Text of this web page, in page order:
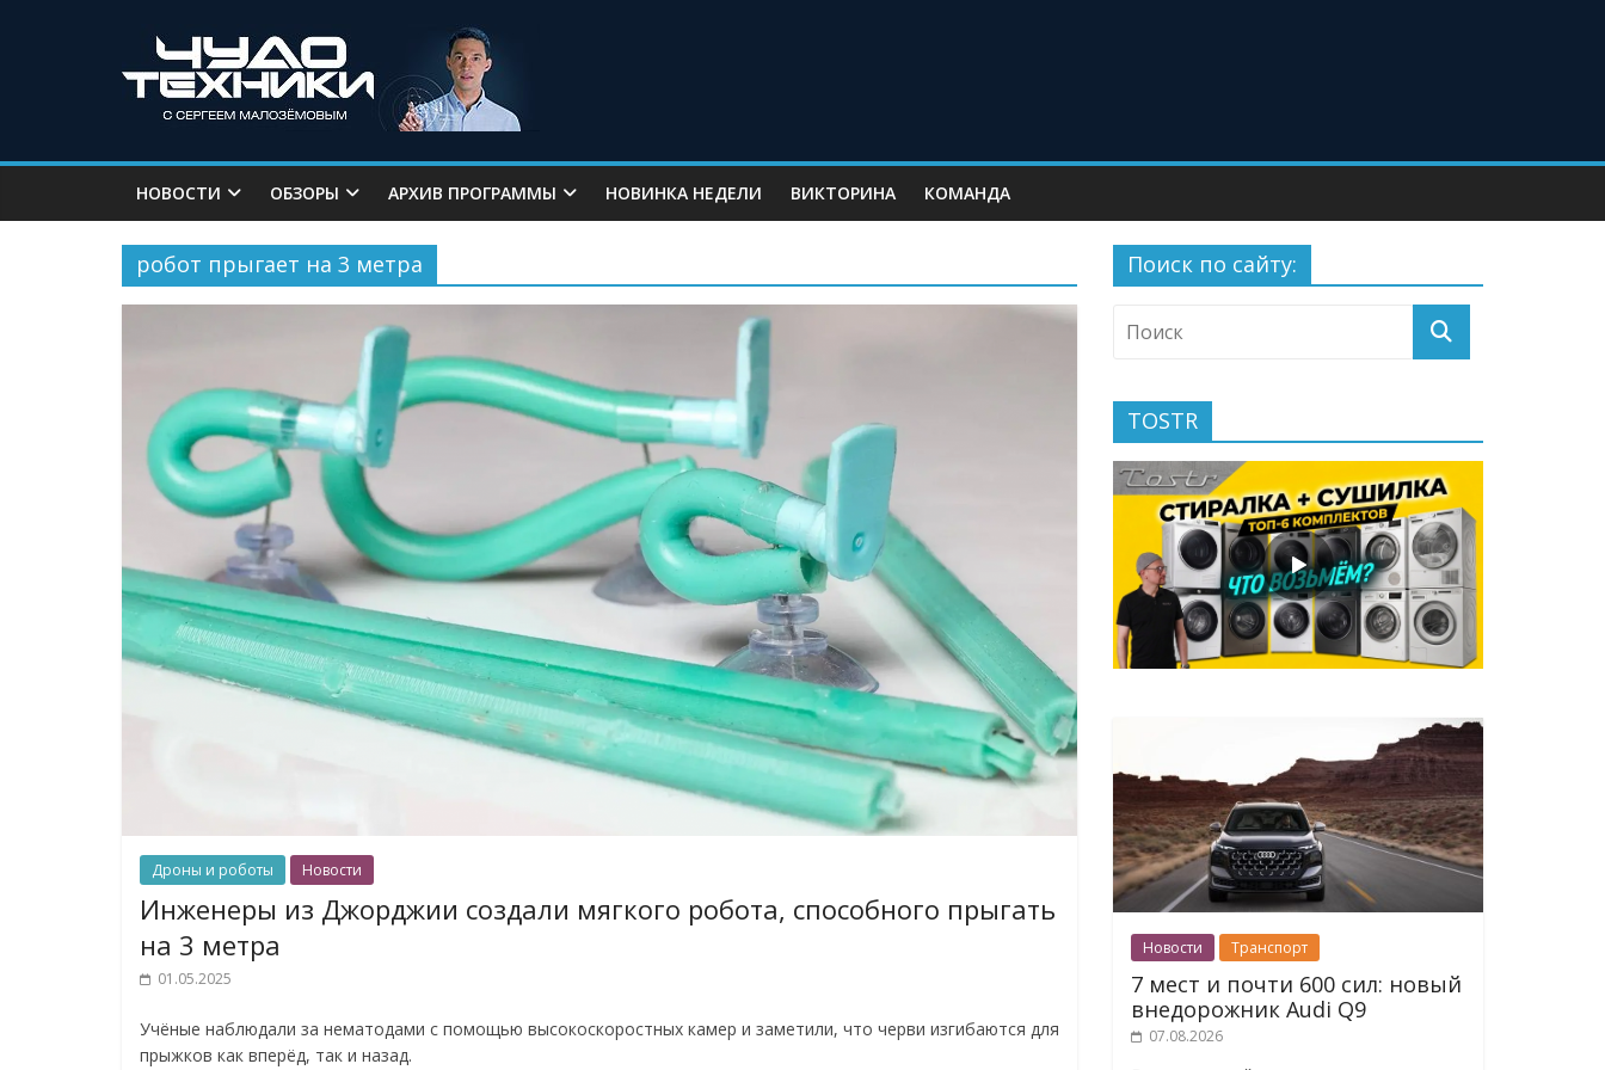
НОВОСТИ ОБЗОРЫ АРХИВ ПРОГРАММЫ НОВИНКА НЕДЕЛИ ВИКТОРИНА КОМАНДА
робот прыгает на 3 метра
Дроны и роботы Новости
Инженеры из Джорджии создали мягкого робота, способного прыгать
на 3 метра
01.05.2025
Учёные наблюдали за нематодами с помощью высокоскоростных камер и заметили, что черви изгибаются для
прыжков как вперёд, так и назад.
Поиск по сайту:
TOSTR
Новости Транспорт
7 мест и почти 600 сил: новый
внедорожник Audi Q9
07.08.2026